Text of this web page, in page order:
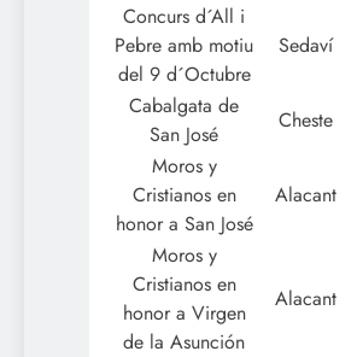
Concurs d´All i
Pebre amb motiu
del 9 d´Octubre
Sedaví
Cabalgata de
San José
Cheste
Moros y
Cristianos en
honor a San José
Alacant
Moros y
Cristianos en
honor a Virgen
de la Asunción
Alacant